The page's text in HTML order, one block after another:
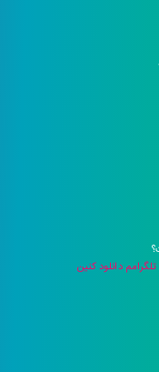
دانلود کنین